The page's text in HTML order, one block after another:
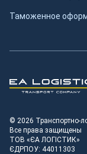
Таможенное
© 2026 Транспортно-
Все права защищены
ТОВ «ЄА ЛОГІСТИК»
ЄДРПОУ: 44011303